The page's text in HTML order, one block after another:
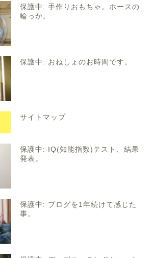
保護中: 手作りおもちゃ。ホースの
輪っか。
保護中: おねしょのお時間です。
サイトマップ
保護中: IQ(知能指数)テスト、結果
発表。
保護中: ブログを1年続けて感じた
事。